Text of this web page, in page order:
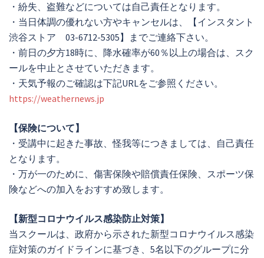
・紛失、盗難などについては自己責任となります。
・当日体調の優れない方やキャンセルは、【インスタント
渋谷ストア 03-6712-5305】までご連絡下さい。
・前日の夕方18時に、降水確率が60％以上の場合は、スク
ールを中止とさせていただきます。
・天気予報のご確認は下記URLをご参照ください。
https://weathernews.jp
【保険について】
・受講中に起きた事故、怪我等につきましては、自己責任
となります。
・万が一のために、傷害保険や賠償責任保険、スポーツ保
険などへの加入をおすすめ致します。
【新型コロナウイルス感染防止対策】
当スクールは、政府から示された新型コロナウイルス感染
症対策のガイドラインに基づき、5名以下のグループに分